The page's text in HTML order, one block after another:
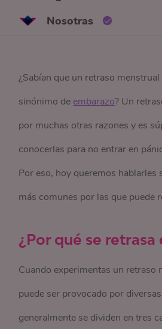
Nosotras
¿Sabían que un retraso
sinónimo de embarazo? Un
por muchas otras razones y es
conocerlas para no entrar en
Por eso, hoy queremos hablarles
más comunes por las que puede
¿Por qué se
Cuando experimentas un retraso
puede ser provocado por
generalmente se dividen en tres